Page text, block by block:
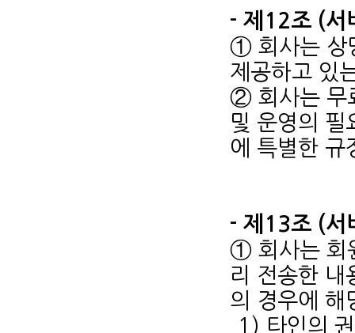
- 제12조 (서
① 회사는 상
제공하고 있
② 회사는 무
및 운영의 필
에 특별한 규
- 제13조 (서
① 회사는 회
리 전송한 내
의 경우에 해
1) 타인의